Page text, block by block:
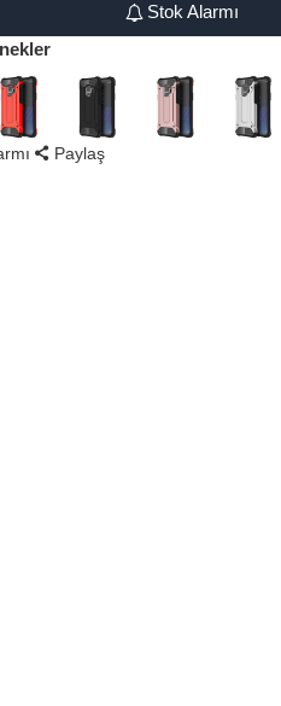
Stok Alarmı
Paylaş